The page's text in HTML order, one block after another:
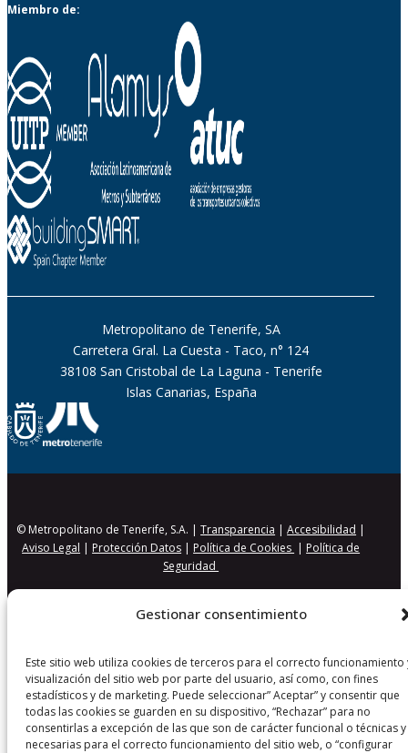
Gestionar consentimiento
Este sitio web utiliza cookies de terceros para el correcto funcionamiento
visualización del sitio web por parte del usuario, así como, con fines
estadísticos y de marketing. Puede seleccionar” Aceptar” y consentir que
todas las cookies se guarden en su dispositivo, “Rechazar” para no
consentirlas a excepción de las que son de carácter funcional o técnicas y
necesarias para el correcto funcionamiento del sitio web, o “configurar
Miembro de:
Metropolitano de Tenerife, SA
Carretera Gral. La Cuesta - Taco, n° 124
38108 San Cristobal de La Laguna - Tenerife
Islas Canarias, España
© Metropolitano de Tenerife, S.A. |Transparencia |Accesibilidad |
Aviso Legal | Protección Datos | Política de Cookies | Política de
Seguridad